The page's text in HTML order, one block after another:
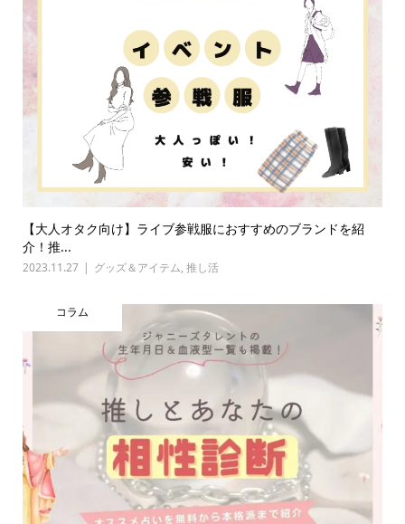
【大人オタク向け】ライブ参戦服におすすめのブランドを紹
介！推...
2023.11.27 グッズ＆アイテム, 推し活
コラム